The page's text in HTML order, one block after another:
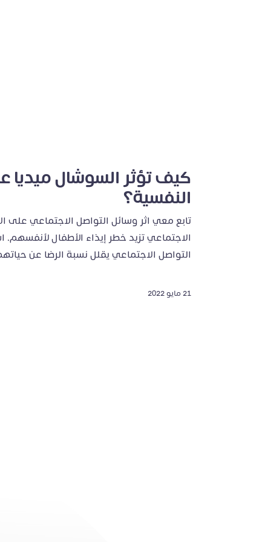
كيف تؤثر السوشال ميديا
النفسية؟
تابع معي اثر وسائل التواصل الاجتماعي على
الاجتماعي تزيد خطر إيذاء الأطفال لأنفسهم.
التواصل الاجتماعي يقلل نسبة الرضا عن
21 مايو 2022